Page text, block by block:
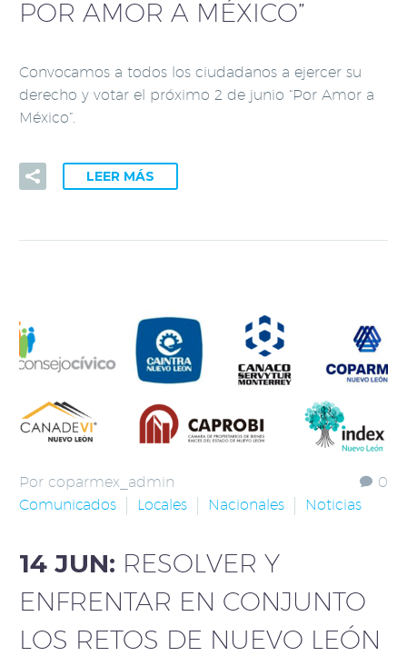
POR AMOR A MÉXICO”
Convocamos a todos los ciudadanos a ejercer su
derecho y votar el próximo 2 de junio “Por Amor a
México”.
LEER MÁS
0
Por coparmex_admin
Comunicados
Locales Nacionales Noticias
14 JUN: RESOLVER Y
ENFRENTAR EN CONJUNTO
LOS RETOS DE NUEVO LEÓN